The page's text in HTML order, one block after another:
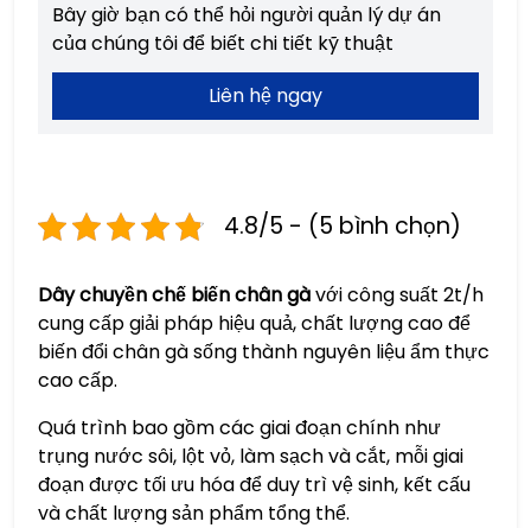
Bây giờ bạn có thể hỏi người quản lý dự án
của chúng tôi để biết chi tiết kỹ thuật
Liên hệ ngay
4.8/5 - (5 bình chọn)
Dây chuyền chế biến chân gàvới công suất 2t/h
cung cấp giải pháp hiệu quả, chất lượng cao để
biến đổi chân gà sống thành nguyên liệu ẩm thực
cao cấp.
Quá trình bao gồm các giai đoạn chính như
trụng nước sôi, lột vỏ, làm sạch và cắt, mỗi giai
đoạn được tối ưu hóa để duy trì vệ sinh, kết cấu
và chất lượng sản phẩm tổng thể.